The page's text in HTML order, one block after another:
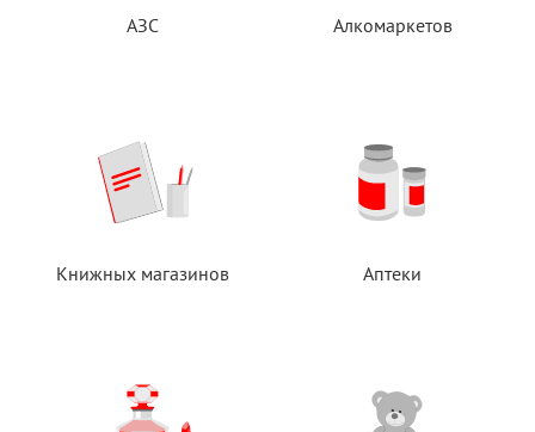
АЗС Алкомаркетов
Книжных магазинов Аптеки